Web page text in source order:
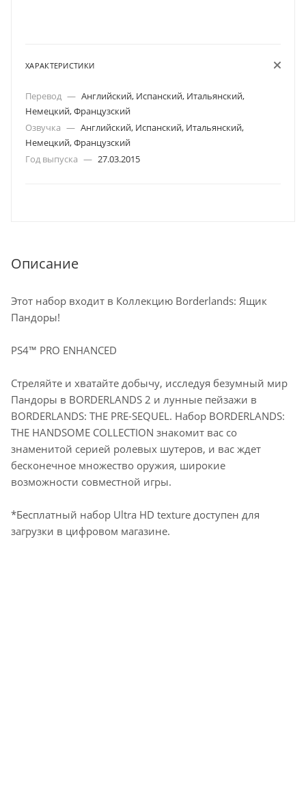
ХАРАКТЕРИСТИКИ
Перевод — Английский, Испанский, Итальянский,
Немецкий, Французский
Озвучка — Английский, Испанский, Итальянский,
Немецкий, Французский
Год выпуска — 27.03.2015
Описание
Этот набор входит в Коллекцию Borderlands: Ящик
Пандоры!
PS4™ PRO ENHANCED
Стреляйте и хватайте добычу, исследуя безумный мир
Пандоры в BORDERLANDS 2 и лунные пейзажи в
BORDERLANDS: THE PRE-SEQUEL. Набор BORDERLANDS:
THE HANDSOME COLLECTION знакомит вас со
знаменитой серией ролевых шутеров, и вас ждет
бесконечное множество оружия, широкие
возможности совместной игры.
*Бесплатный набор Ultra HD texture доступен для
загрузки в цифровом магазине.